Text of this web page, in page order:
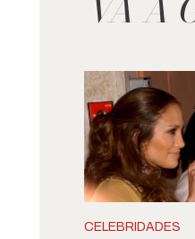
CELEBRIDADES